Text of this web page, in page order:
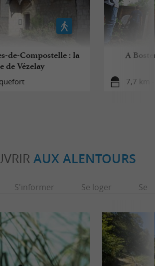
de-Compostelle : la
de Vézelay
A
7,7 km
AUX ALENTOURS
S'informer Se loger Se